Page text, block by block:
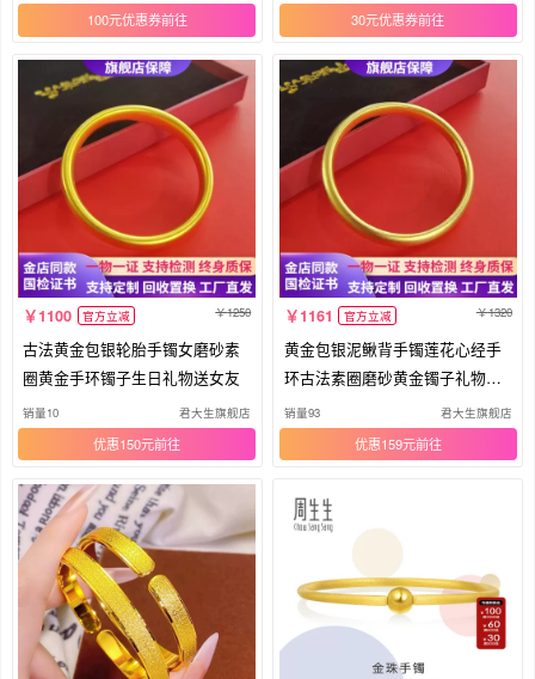
100元优惠券 30元优惠券
1100 官方立减 1250
古法黄金包银轮胎手镯女磨砂素
圈黄金手环镯子生日礼物送女友
销量10 君大生旗舰店
优惠150元
1161 官方立减 1320
黄金包银泥鳅背手镯莲花心经手
环古法素圈磨砂黄金镯子礼物送
女友
销量93 君大生旗舰店
优惠159元